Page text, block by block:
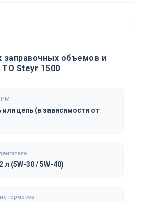
заправочных объемов и
ТО Steyr 1500
цепь (в зависимости от
л (5W-30 / 5W-40)
тормозов